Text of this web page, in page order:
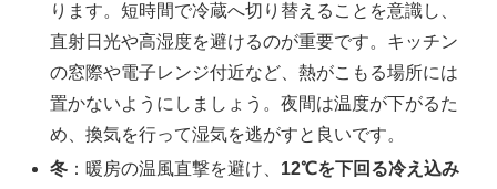
ります。短時間で冷蔵へ切り替えることを意識し、
直射日光や高湿度を避けるのが重要です。キッチン
の窓際や電子レンジ付近など、熱がこもる場所には
置かないようにしましょう。夜間は温度が下がるた
め、換気を行って湿気を逃がすと良いです。
冬 ：暖房の温風直撃を避け、 12℃を下回る冷え込み